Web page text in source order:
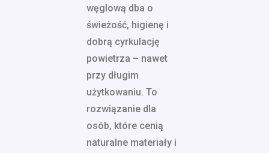
węglową dba o
świeżość, higienę i
dobrą cyrkulację
powietrza – nawet
przy długim
użytkowaniu. To
rozwiązanie dla
osób, które cenią
naturalne materiały i